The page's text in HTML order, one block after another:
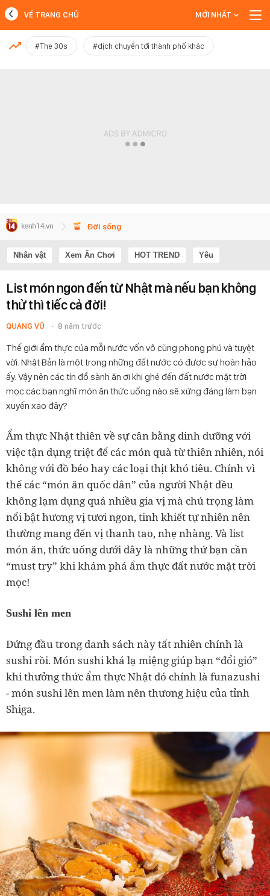
MỚI NHẤT
VỀ TRANG CHỦ MỚI NHẤT
#The 30s #dịch chuyển tới thành phố khác
Đời sống
Nhân vật Xem Ăn Chơi HOT TREND Yêu
List món ngon đến từ Nhật mà nếu bạn không
thử thì tiếc cả đời!
QUANG VŨ 8 năm trước
Thế giới ẩm thực của mỗi nước vốn vô cùng phong phú và tuyệt
vời. Nhật Bản là một trong những đất nước có được sự hoàn hảo
ấy. Vậy nên các tín đồ sành ăn ơi khi ghé đến đất nước mặt trời
mọc các bạn nghĩ món ăn thức uống nào sẽ xứng đáng làm bạn
xuyến xao đây?
Ẩm thực Nhật thiên về sự cân bằng dinh dưỡng với
việc tận dụng triệt để các món quà từ thiên nhiên, nói
không với đồ béo hay các loại thịt khó tiêu. Chính vì
thế các “món ăn quốc dân” của người Nhật đều
không lạm dụng quá nhiều gia vị mà chú trọng làm
nổi bật hương vị tươi ngon, tinh khiết tự nhiên nên
thường mang đến vị thanh tao, nhẹ nhàng. Và list
món ăn, thức uống dưới đây là những thứ bạn cần
“must try” khi khám phá ẩm thực đất nước mặt trời
mọc!
Sushi lên men
Đứng đầu trong danh sách này tất nhiên chính là
sushi rồi. Món sushi khá lạ miệng giúp bạn “đổi gió”
khi thưởng thức ẩm thực Nhật đó chính là funazushi
- món sushi lên men làm nên thương hiệu của tỉnh
Shiga.